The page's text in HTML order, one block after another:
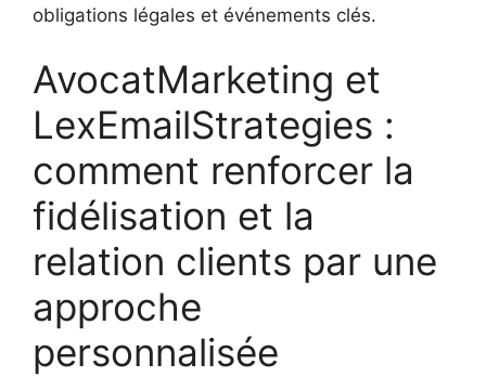
obligations légales et événements clés.
AvocatMarketing et
LexEmailStrategies :
comment renforcer la
fidélisation et la
relation clients par une
approche
personnalisée